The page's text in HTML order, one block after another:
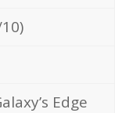
Edge